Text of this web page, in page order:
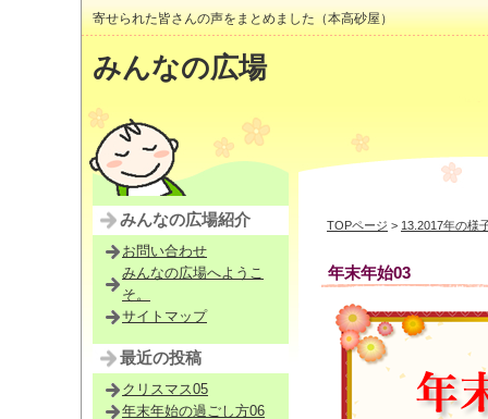
寄せられた皆さんの声をまとめました（本高砂屋）
みんなの広場
TOPページ > 13.2017年の様
年末年始03
みんなの広場紹介
お問い合わせ
みんなの広場へようこ
そ。
サイトマップ
最近の投稿
クリスマス05
年末年始の過ごし方06